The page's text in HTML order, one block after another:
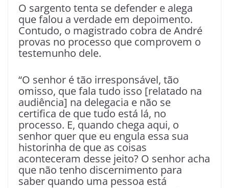
O sargento tenta se defender e alega
que falou a verdade em depoimento.
Contudo, o magistrado cobra de André
provas no processo que comprovem o
testemunho dele.
“O senhor é tão irresponsável, tão
omisso, que fala tudo isso [relatado na
audiência] na delegacia e não se
certifica de que tudo está lá, no
processo. E, quando chega aqui, o
senhor quer que eu engula essa sua
historinha de que as coisas
aconteceram desse jeito? O senhor acha
que não tenho discernimento para
saber quando uma pessoa está